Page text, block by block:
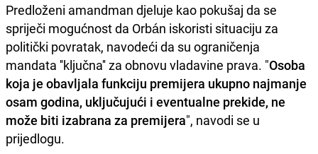
Predloženi amandman djeluje kao pokušaj da se
spriječi mogućnost da Orbán iskoristi situaciju za
politički povratak, navodeći da su ograničenja
mandata ''ključna'' za obnovu vladavine prava. "Osoba
koja je obavljala funkciju premijera ukupno najmanje
osam godina, uključujući i eventualne prekide, ne
može biti izabrana za premijera", navodi se u
prijedlogu.